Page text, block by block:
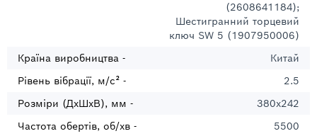
(2608641184);
Шестигранний торцевий
ключ SW 5 (1907950006)
Країна виробництва -
Китай
Рівень вібрації, м/с² -
2.5
Розміри (ДхШхВ), мм -
380х242
Частота обертів, об/хв -
5500